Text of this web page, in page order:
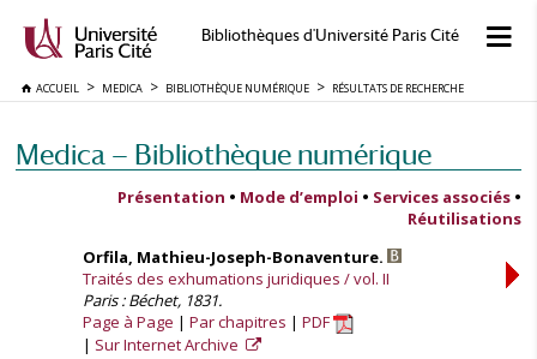
Bibliothèques d'Université Paris Cité
ACCUEIL MEDICA BIBLIOTHÈQUE NUMÉRIQUE RÉSULTATS DE RECHERCHE
Medica — Bibliothèque numérique
Présentation • Mode d’emploi • Services associés •
Réutilisations
Orfila, Mathieu-Joseph-Bonaventure.
Traités des exhumations juridiques / vol. II
Paris : Béchet, 1831.
Page à Page
Par chapitres
PDF
Sur Internet Archive